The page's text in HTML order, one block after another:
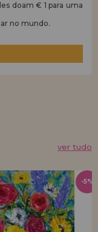
doam € 1 para uma
no mundo.
ver tudo
-5%